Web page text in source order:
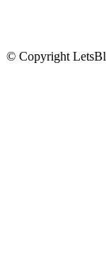
© Copyright